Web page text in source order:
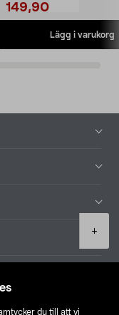
du till att vi
+
149,90
Lägg i varukorg